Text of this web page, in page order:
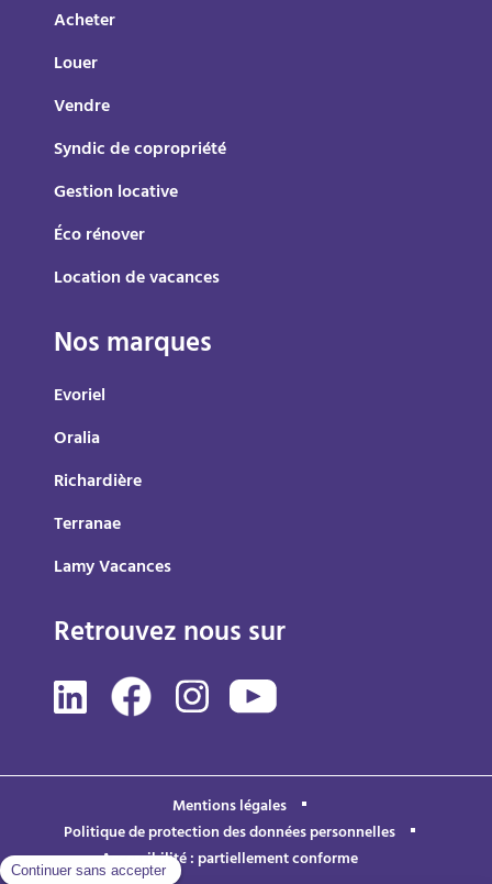
Acheter
Louer
Vendre
Syndic de copropriété
Gestion locative
Éco rénover
Location de vacances
Nos marques
Evoriel
Oralia
Richardière
Terranae
Lamy Vacances
Retrouvez nous sur
Mentions légales
Politique de protection des données personnelles
Accessibilité : partiellement conforme